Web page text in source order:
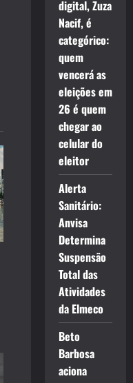
digital, Zuza
Nacif, é
categórico:
quem
vencerá as
eleições em
26 é quem
chegar ao
celular do
eleitor
Alerta
Sanitário:
Anvisa
Determina
Suspensão
Total das
Atividades
da Elmeco
Beto
Barbosa
aciona